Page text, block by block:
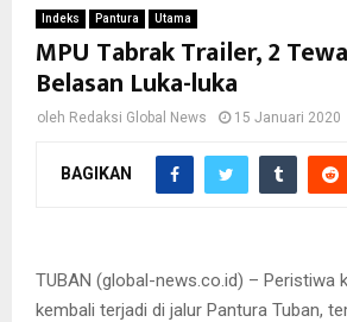
Indeks Pantura Utama
MPU Tabrak Trailer, 2
Belasan Luka-luka
oleh Redaksi Global News 15 Januari 2020
BAGIKAN
TUBAN (global-news.co.id) – Peristiwa
kembali terjadi di jalur Pantura Tuban,